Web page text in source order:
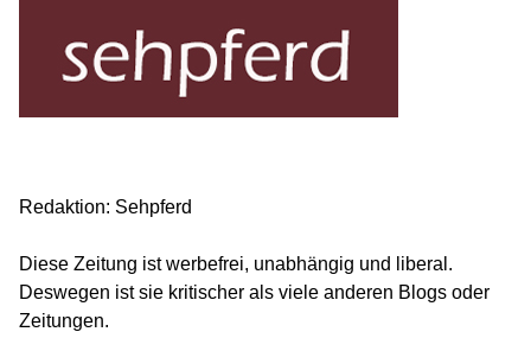
Redaktion: Sehpferd
Diese Zeitung ist werbefrei, unabhängig und liberal.
Deswegen ist sie kritischer als viele anderen Blogs oder
Zeitungen.